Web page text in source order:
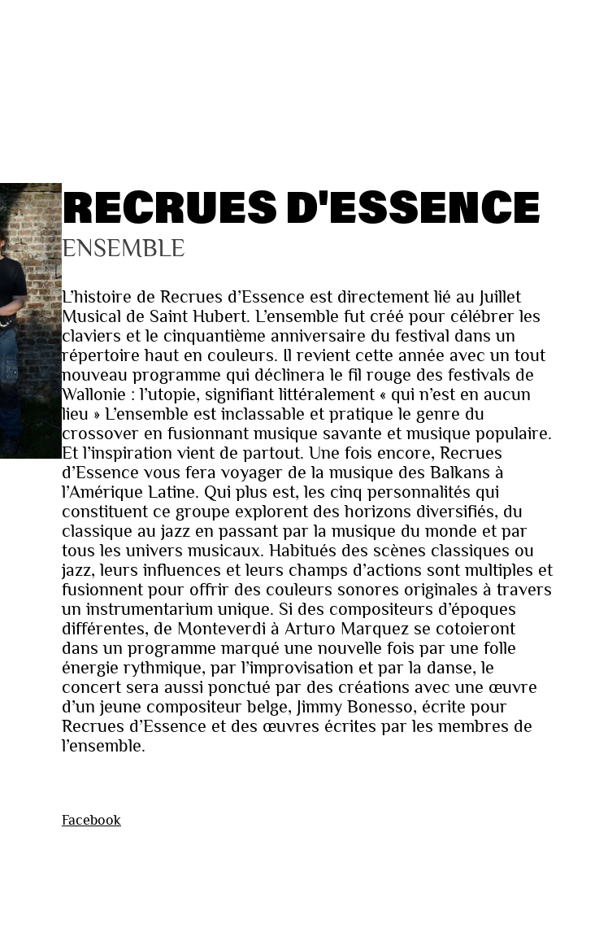
RECRUES D'ESSENCE
ENSEMBLE
L’histoire de Recrues d’Essence est directement lié au Juillet
Musical de Saint Hubert. L’ensemble fut créé pour célébrer les
claviers et le cinquantième anniversaire du festival dans un
répertoire haut en couleurs. Il revient cette année avec un tout
nouveau programme qui déclinera le fil rouge des festivals de
Wallonie : l’utopie, signifiant littéralement « qui n’est en aucun
lieu » L’ensemble est inclassable et pratique le genre du
crossover en fusionnant musique savante et musique populaire.
Et l’inspiration vient de partout. Une fois encore, Recrues
d’Essence vous fera voyager de la musique des Balkans à
l’Amérique Latine. Qui plus est, les cinq personnalités qui
constituent ce groupe explorent des horizons diversifiés, du
classique au jazz en passant par la musique du monde et par
tous les univers musicaux. Habitués des scènes classiques ou
jazz, leurs influences et leurs champs d’actions sont multiples et
fusionnent pour offrir des couleurs sonores originales à travers
un instrumentarium unique. Si des compositeurs d’époques
différentes, de Monteverdi à Arturo Marquez se cotoieront
dans un programme marqué une nouvelle fois par une folle
énergie rythmique, par l’improvisation et par la danse, le
concert sera aussi ponctué par des créations avec une œuvre
d’un jeune compositeur belge, Jimmy Bonesso, écrite pour
Recrues d’Essence et des œuvres écrites par les membres de
l’ensemble.
Facebook